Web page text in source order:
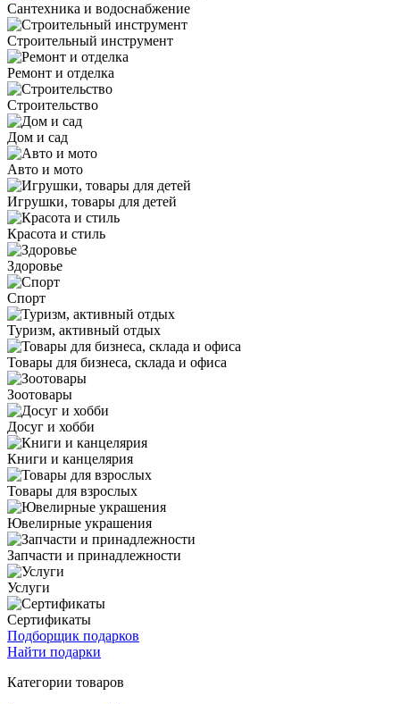
Сантехника и водоснабжение
Строительный инструмент
Ремонт и отделка
Строительство
Дом и сад
Авто и мото
Игрушки, товары для детей
Красота и стиль
Здоровье
Спорт
Туризм, активный отдых
Товары для бизнеса, склада и офиса
Зоотовары
Досуг и хобби
Книги и канцелярия
Товары для взрослых
Ювелирные украшения
Запчасти и принадлежности
Услуги
Сертификаты
Подборщик подарков
Найти подарки
Категории товаров